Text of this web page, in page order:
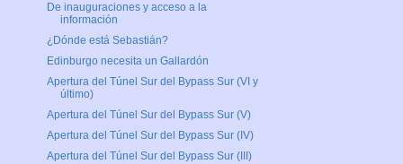
De inauguraciones y acceso a la
información
¿Dónde está Sebastián?
Edinburgo necesita un Gallardón
Apertura del Túnel Sur del Bypass Sur (VI y
último)
Apertura del Túnel Sur del Bypass Sur (V)
Apertura del Túnel Sur del Bypass Sur (IV)
Apertura del Túnel Sur del Bypass Sur (III)